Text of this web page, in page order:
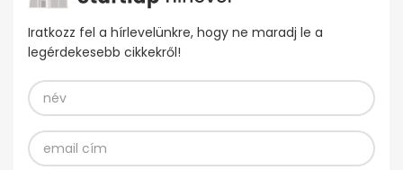
Iratkozz fel a hírlevelünkre, hogy ne maradj le a
legérdekesebb cikkekről!